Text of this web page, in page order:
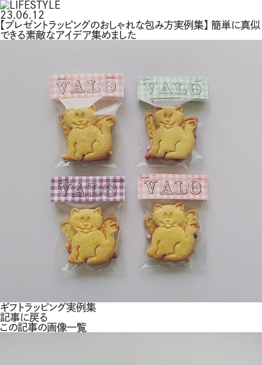
23.06.12
【プレゼントラッピングのおしゃれな包み方実例集】 簡単に真似
できる素敵なアイデア集めました
ギフトラッピング実例集
記事に戻る
この記事の画像一覧